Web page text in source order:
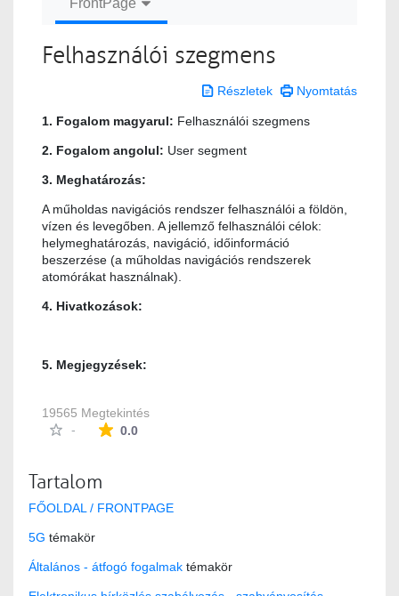
Felhasználói szegmens
Részletek Nyomtatás
1. Fogalom magyarul: Felhasználói szegmens
2. Fogalom angolul: User segment
3. Meghatározás:
A műholdas navigációs rendszer felhasználói a földön,
vízen és levegőben. A jellemző felhasználói célok:
helymeghatározás, navigáció, időinformáció
beszerzése (a műholdas navigációs rendszerek
atomórákat használnak).
4. Hivatkozások:
5. Megjegyzések:
19565 Megtekintés
-
0.0Az átlagos minősítés 0 csillag a lehetséges 5-
Tartalom
FŐOLDAL / FRONTPAGE
5G témakör
Általános - átfogó fogalmak témakör